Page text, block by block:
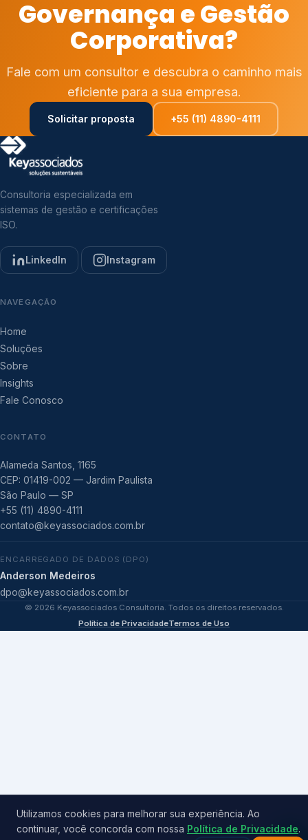
Governança e Gestão
Corporativa?
Fale com um consultor e descubra o caminho mais
eficiente para a sua empresa.
Solicitar proposta +55 (11) 4890-4111
Consultoria especializada em
sistemas de gestão e certificações
ISO.
LinkedIn Instagram
NAVEGAÇÃO
Home
Soluções
Sobre
Insights
Fale Conosco
CONTATO
Alameda Santos, 1165
CEP: 01419-002 — Jardim Paulista
São Paulo — SP
+55 (11) 4890-4111
contato@keyassociados.com.br
ENCARREGADO DE DADOS (DPO)
Anderson Medeiros
dpo@keyassociados.com.br
© 2026 Keyassociados Consultoria. Todos os direitos reservados.
Política de PrivacidadeTermos de Uso
Utilizamos cookies para melhorar sua experiência. Ao
continuar, você concorda com nossa Política de Privacidade.